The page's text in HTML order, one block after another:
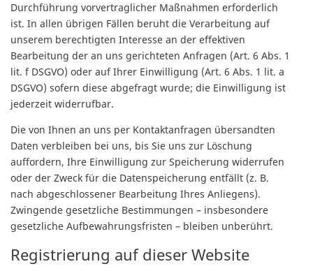
Durchführung vorvertraglicher Maßnahmen erforderlich
ist. In allen übrigen Fällen beruht die Verarbeitung auf
unserem berechtigten Interesse an der effektiven
Bearbeitung der an uns gerichteten Anfragen (Art. 6 Abs. 1
lit. f DSGVO) oder auf Ihrer Einwilligung (Art. 6 Abs. 1 lit. a
DSGVO) sofern diese abgefragt wurde; die Einwilligung ist
jederzeit widerrufbar.
Die von Ihnen an uns per Kontaktanfragen übersandten
Daten verbleiben bei uns, bis Sie uns zur Löschung
auffordern, Ihre Einwilligung zur Speicherung widerrufen
oder der Zweck für die Datenspeicherung entfällt (z. B.
nach abgeschlossener Bearbeitung Ihres Anliegens).
Zwingende gesetzliche Bestimmungen – insbesondere
gesetzliche Aufbewahrungsfristen – bleiben unberührt.
Registrierung auf dieser Website